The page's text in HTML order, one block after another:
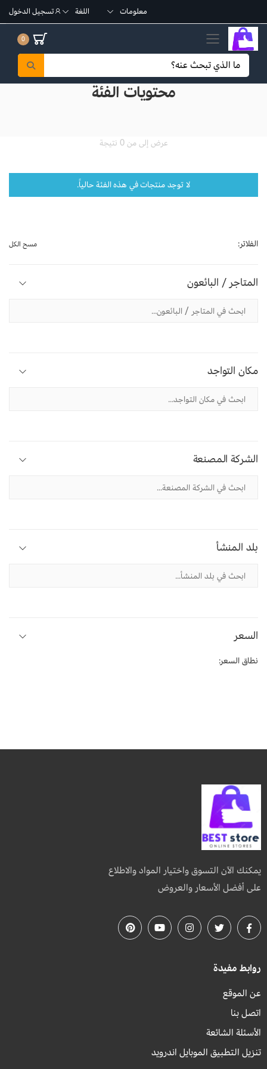
معلومات اللغة تسجيل الدخول
تبديل القائمة الجوال 0
محتويات الفئة
عرض إلى من 0 نتيجة
لا توجد منتجات في هذه الفئة حالياً.
الفلاتر: مسح الكل
المتاجر / البائعون
مكان التواجد
الشركة المصنعة
بلد المنشأ
السعر
نطاق السعر:
يمكنك الآن التسوق واختيار المواد والاطلاع
على أفضل الأسعار والعروض
روابط مفيدة
عن الموقع
اتصل بنا
الأسئلة الشائعة
تنزيل التطبيق الموبايل اندرويد